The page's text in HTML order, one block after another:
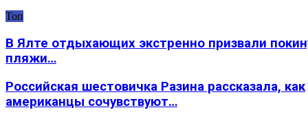
Топ
В Ялте отдыхающих экстренно призвали
пляжи…
Российская шестовичка Разина рассказала, как
американцы сочувствуют…